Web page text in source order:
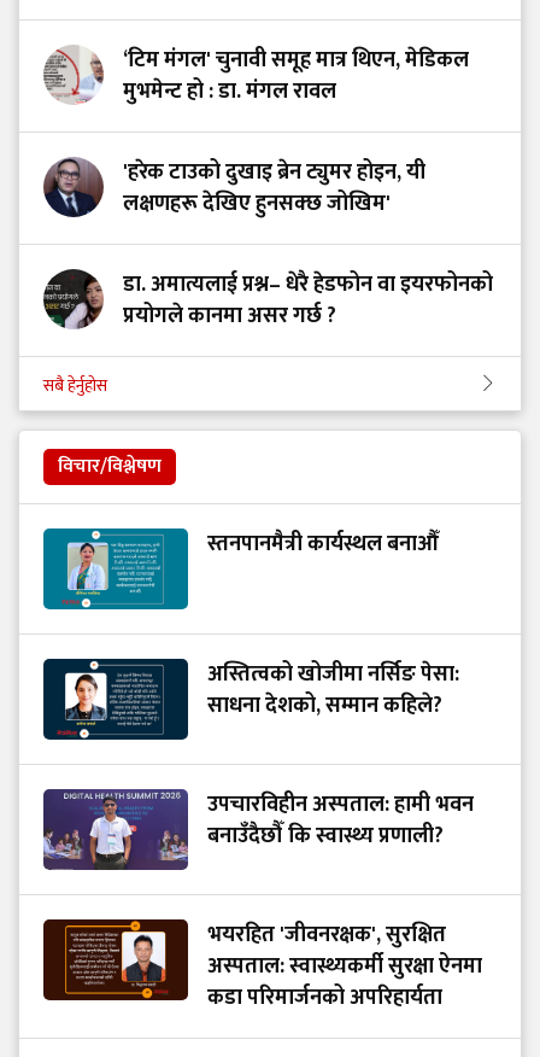
‘टिम मंगल' चुनावी समूह मात्र थिएन, मेडिकल
मुभमेन्ट हो : डा. मंगल रावल
'हरेक टाउको दुखाइ ब्रेन ट्युमर होइन, यी
लक्षणहरू देखिए हुनसक्छ जोखिम'
डा. अमात्यलाई प्रश्न– धेरै हेडफोन वा इयरफोनको
प्रयोगले कानमा असर गर्छ ?
सबै हेर्नुहोस
विचार/विश्लेषण
स्तनपानमैत्री कार्यस्थल बनाऔँ
अस्तित्वको खोजीमा नर्सिङ पेसा:
साधना देशको, सम्मान कहिले?
उपचारविहीन अस्पताल: हामी भवन
बनाउँदैछौँ कि स्वास्थ्य प्रणाली?
भयरहित 'जीवनरक्षक', सुरक्षित
अस्पताल: स्वास्थ्यकर्मी सुरक्षा ऐनमा
कडा परिमार्जनको अपरिहार्यता